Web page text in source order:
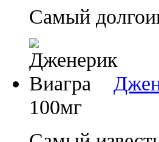
Самый
100мг